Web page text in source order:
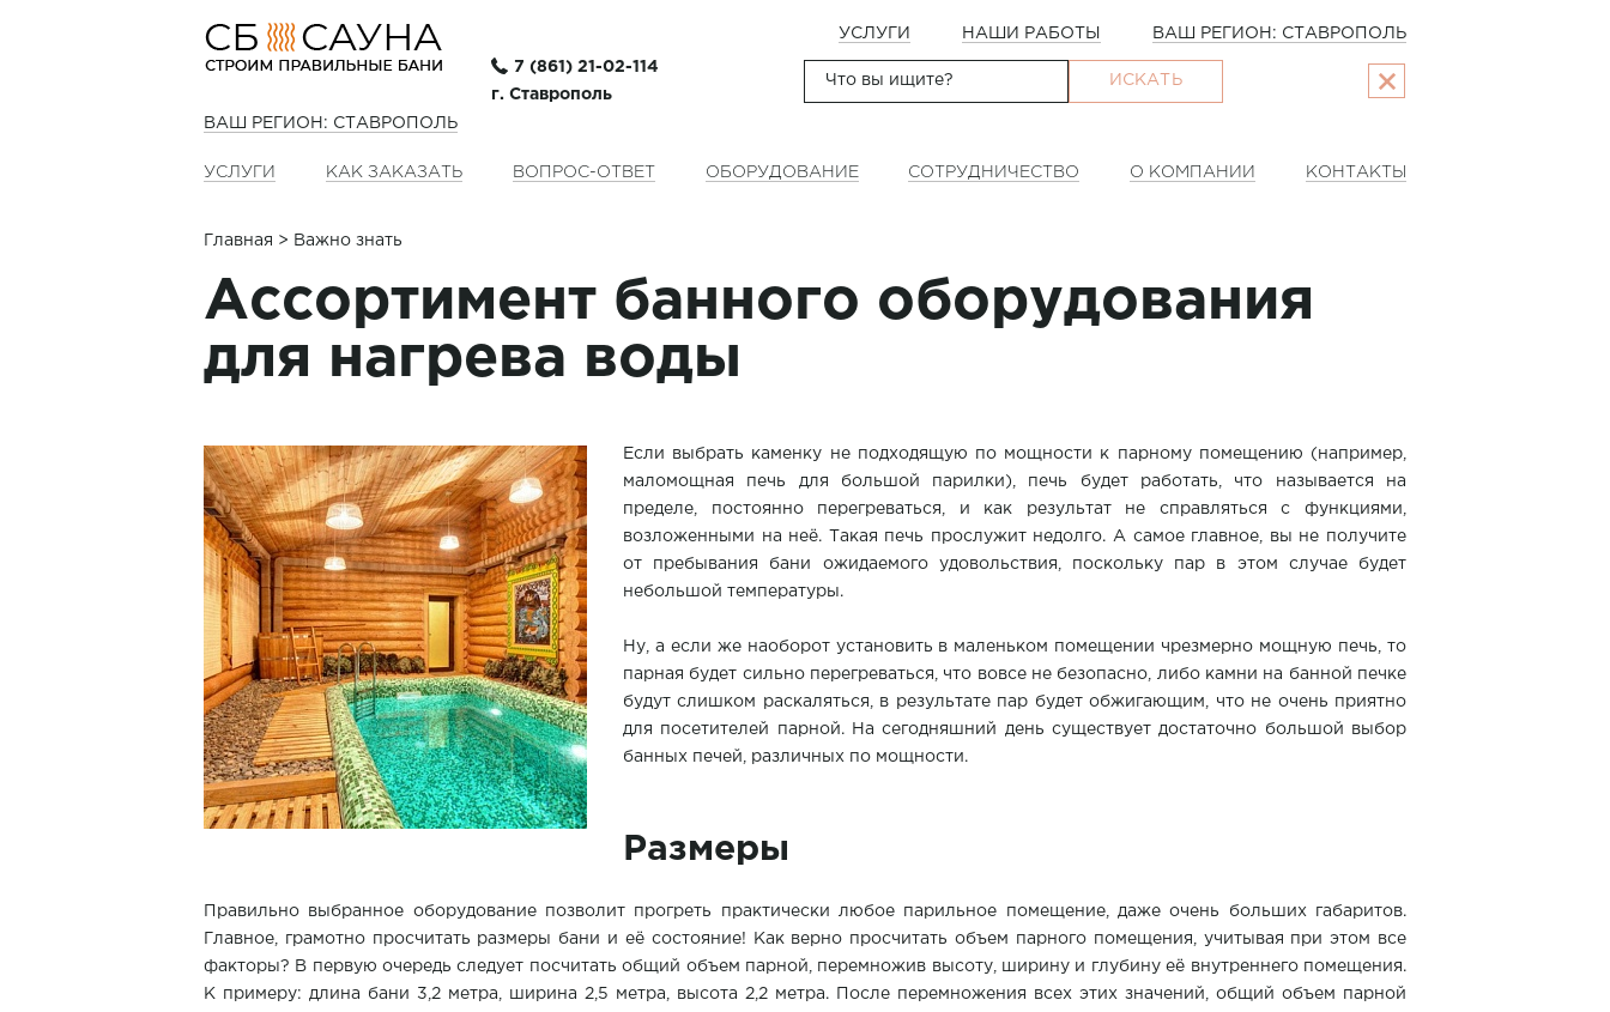
УСЛУГИ НАШИ РАБОТЫ ВАШ РЕГИОН: СТАВРОПОЛЬ
ИСКАТЬ
7 (861) 21-02-114
г. Ставрополь
ВАШ РЕГИОН: СТАВРОПОЛЬ
УСЛУГИ КАК ЗАКАЗАТЬ ВОПРОС-ОТВЕТ ОБОРУДОВАНИЕ СОТРУДНИЧЕСТВО О КОМПАНИИ КОНТАКТЫ
Главная > Важно знать
Ассортимент банного оборудования
для нагрева воды
Если выбрать каменку не подходящую по мощности к парному помещению (например,
маломощная печь для большой парилки), печь будет работать, что называется на
пределе, постоянно перегреваться, и как результат не справляться с функциями,
возложенными на неё. Такая печь прослужит недолго. А самое главное, вы не получите
от пребывания бани ожидаемого удовольствия, поскольку пар в этом случае будет
небольшой температуры.
Ну, а если же наоборот установить в маленьком помещении чрезмерно мощную печь, то
парная будет сильно перегреваться, что вовсе не безопасно, либо камни на банной печке
будут слишком раскаляться, в результате пар будет обжигающим, что не очень приятно
для посетителей парной. На сегодняшний день существует достаточно большой выбор
банных печей, различных по мощности.
Размеры
Правильно выбранное оборудование позволит прогреть практически любое парильное помещение, даже очень больших габаритов.
Главное, грамотно просчитать размеры бани и её состояние! Как верно просчитать объем парного помещения, учитывая при этом все
факторы? В первую очередь следует посчитать общий объем парной, перемножив высоту, ширину и глубину её внутреннего помещения.
К примеру: длина бани 3,2 метра, ширина 2,5 метра, высота 2,2 метра. После перемножения всех этих значений, общий объем парной